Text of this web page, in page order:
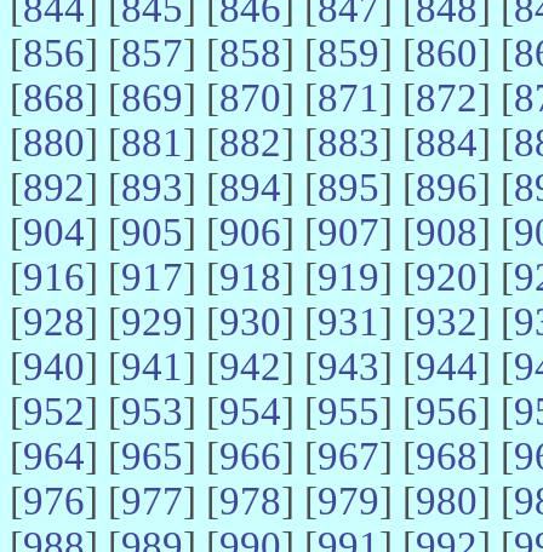
[856] [857] [858] [859] [860] [
[868] [869] [870] [871] [872] [
[880] [881] [882] [883] [884] [
[892] [893] [894] [895] [896] [
[904] [905] [906] [907] [908] [
[916] [917] [918] [919] [920] [
[928] [929] [930] [931] [932] [
[940] [941] [942] [943] [944] [
[952] [953] [954] [955] [956] [
[964] [965] [966] [967] [968] [
[976] [977] [978] [979] [980] [